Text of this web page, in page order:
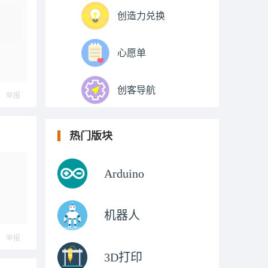
举报
举报
创造力兑换
心愿单
创客导航
热门版块
Arduino
机器人
3D打印